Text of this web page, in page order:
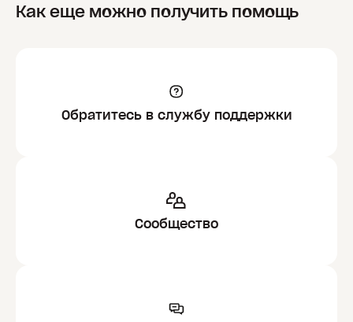
Как еще можно получить помощь
Обратитесь в службу поддержки
Сообщество